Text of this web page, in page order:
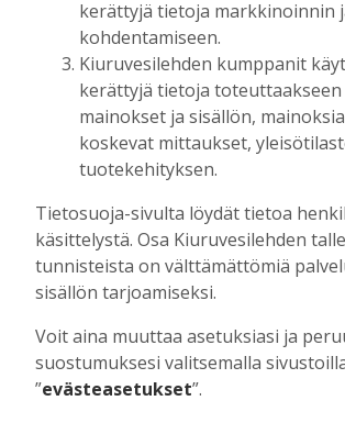
UUSIMMAT
MIELIPIDE 6.8. 16:09
Kuinka kauan Kiuruveden
annetaan rapistua?
Vilho Ruotsalainen 6.8.2026
POLITIIKKA 6.8. 16:00
Biokaasu, Hingunniemi,
rahoitusasiat, työllisyys,
keskustelunaiheita
Aku Laatikainen 6.8.2026
kerättyjä tietoja markkinoinnin
kohdentamiseen.
Kiuruvesilehden kumppanit
kerättyjä tietoja
mainokset ja sisällön,
koskevat mittaukset,
tuotekehityksen.
Tietosuoja-sivulta löydät tietoa
käsittelystä. Osa Kiuruvesilehden
tunnisteista on välttämättömiä
sisällön tarjoamiseksi.
Voit aina muuttaa asetuksiasi ja
suostumuksesi valitsemalla
”evästeasetukset”.